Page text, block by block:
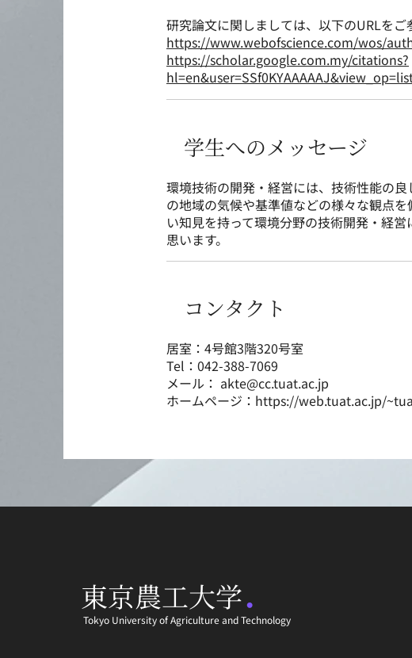
研究論文に関しましては、以下のURLをご
https://www.webofscience.com/wos/
https://scholar.google.com.my/citations?
学生へのメッセージ
環境技術の開発・経営には、技術性能の
の地域の気候や基準値などの様々な観点
い知見を持って環境分野の技術開発・経
思います。
コンタクト
居室：4号館3階320号室
Tel：042-388-7069
メール： akte@cc.tuat.ac.jp
ホームページ： https://web.tuat.ac.jp/
東京農工大学.
Tokyo University of Agriculture and Technology